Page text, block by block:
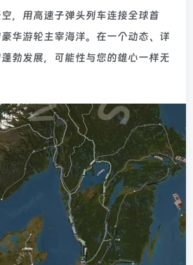
，用高速子弹头列车连接全球首
华游轮主宰海洋。在一个动态、详
勃发展，可能性与您的雄心一样无